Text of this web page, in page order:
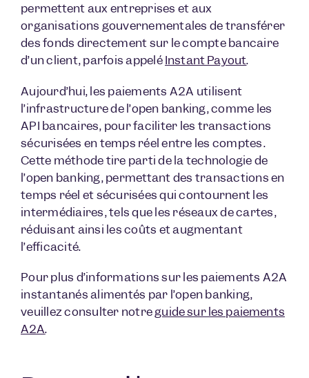
permettent aux entreprises et aux
organisations gouvernementales de transférer
des fonds directement sur le compte bancaire
d’un client, parfois appeléInstant Payout.
Aujourd’hui, les paiements A2A utilisent
l’infrastructure de l’open banking, comme les
API bancaires, pour faciliter les transactions
sécurisées en temps réel entre les comptes.
Cette méthode tire parti de la technologie de
l’open banking, permettant des transactions en
temps réel et sécurisées qui contournent les
intermédiaires, tels que les réseaux de cartes,
réduisant ainsi les coûts et augmentant
l’efficacité.
Pour plus d’informations sur les paiements A2A
instantanés alimentés par l’open banking,
veuillez consulter notreguide sur les paiements
A2A.